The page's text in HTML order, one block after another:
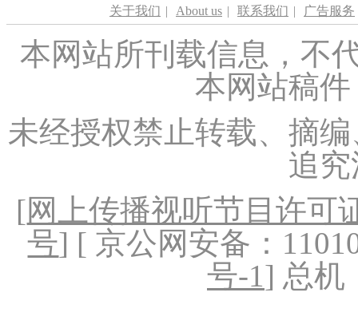
关于我们 | About us | 联系我们 | 广告服务
本网站所刊载信息，不
本网站稿
未经授权禁止转载、摘
追
[网上传播视听节目许可
号] [ 京公网安备：
号-1] 总机